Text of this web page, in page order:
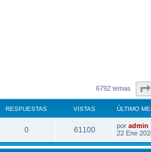
6792 temas
RESPUESTAS VISTAS ÚLTIMO
0 61100 por admin
22 Ene